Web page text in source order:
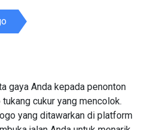
gaya Anda kepada penonton
cukur yang mencolok.
yang ditawarkan di platform